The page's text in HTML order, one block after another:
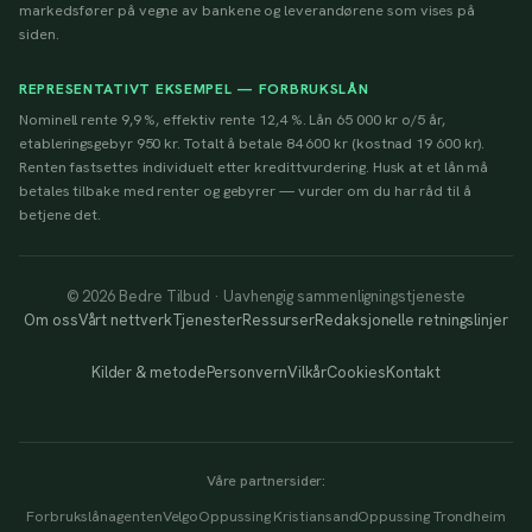
markedsfører på vegne av bankene og leverandørene som vises på
siden.
REPRESENTATIVT EKSEMPEL — FORBRUKSLÅN
Nominell rente 9,9 %, effektiv rente 12,4 %. Lån 65 000 kr o/5 år,
etableringsgebyr 950 kr. Totalt å betale 84 600 kr (kostnad 19 600 kr).
Renten fastsettes individuelt etter kredittvurdering. Husk at et lån må
betales tilbake med renter og gebyrer — vurder om du har råd til å
betjene det.
© 2026 Bedre Tilbud · Uavhengig sammenligningstjeneste
Om ossVårt nettverkTjenesterRessurserRedaksjonelle retningslinjer
Kilder & metodePersonvernVilkårCookiesKontakt
Våre partnersider:
ForbrukslånagentenVelgoOppussing KristiansandOppussing Trondheim